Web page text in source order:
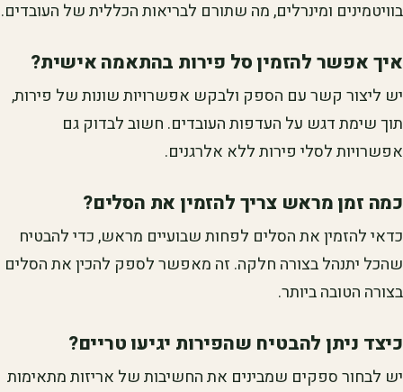
בוויטמינים ומינרלים, מה שתורם לבריאות הכללית של העובדים.
איך אפשר להזמין סל פירות בהתאמה אישית?
יש ליצור קשר עם הספק ולבקש אפשרויות שונות של פירות,
תוך שימת דגש על העדפות העובדים. חשוב לבדוק גם
אפשרויות לסלי פירות ללא אלרגנים.
כמה זמן מראש צריך להזמין את הסלים?
כדאי להזמין את הסלים לפחות שבועיים מראש, כדי להבטיח
שהכל יתנהל בצורה חלקה. זה מאפשר לספק להכין את הסלים
בצורה הטובה ביותר.
כיצד ניתן להבטיח שהפירות יגיעו טריים?
יש לבחור ספקים שמבינים את החשיבות של אריזות מתאימות